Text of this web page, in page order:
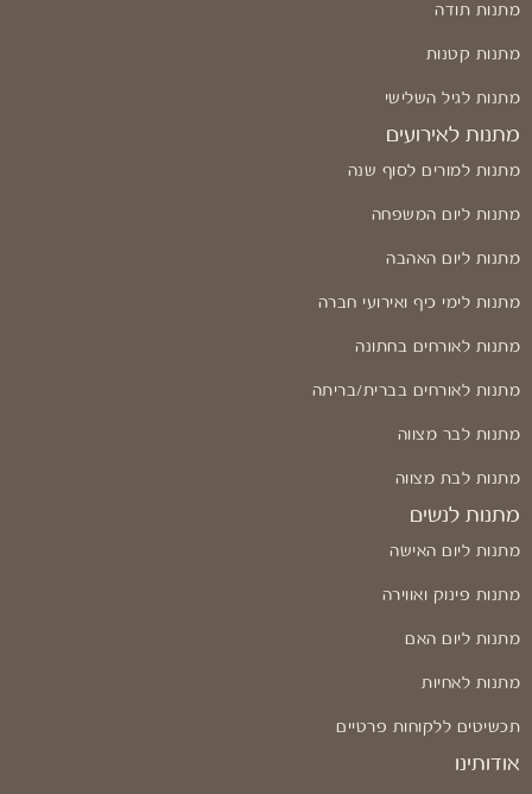
מתנות תודה
מתנות קטנות
מתנות לגיל השלישי
מתנות לאירועים
מתנות למורים לסוף שנה
מתנות ליום המשפחה
מתנות ליום האהבה
מתנות לימי כיף ואירועי חברה
מתנות לאורחים בחתונה
מתנות לאורחים בברית/בריתה
מתנות לבר מצווה
מתנות לבת מצווה
מתנות לנשים
מתנות ליום האישה
מתנות פינוק ואווירה
מתנות ליום האם
מתנות לאחיות
תכשיטים ללקוחות פרטיים
אודותינו